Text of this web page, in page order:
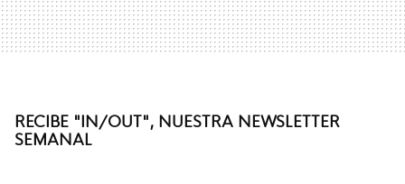
RECIBE "IN/OUT", NUESTRA NEWSLETTER
SEMANAL